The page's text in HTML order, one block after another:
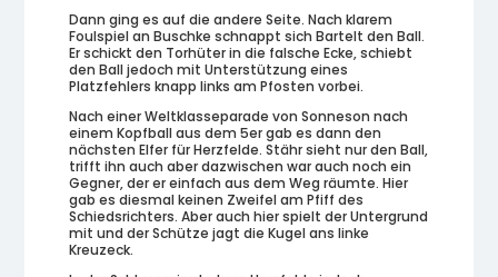
Dann ging es auf die andere Seite. Nach klarem
Foulspiel an Buschke schnappt sich Bartelt den Ball.
Er schickt den Torhüter in die falsche Ecke, schiebt
den Ball jedoch mit Unterstützung eines
Platzfehlers knapp links am Pfosten vorbei.
Nach einer Weltklasseparade von Sonneson nach
einem Kopfball aus dem 5er gab es dann den
nächsten Elfer für Herzfelde. Stähr sieht nur den Ball,
trifft ihn auch aber dazwischen war auch noch ein
Gegner, der er einfach aus dem Weg räumte. Hier
gab es diesmal keinen Zweifel am Pfiff des
Schiedsrichters. Aber auch hier spielt der Untergrund
mit und der Schütze jagt die Kugel ans linke
Kreuzeck.